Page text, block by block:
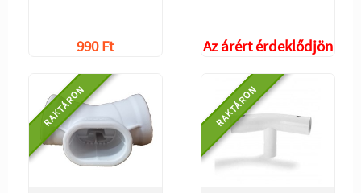
990 Ft Az árért érdeklődjön
RAKTÁRON RAKTÁRON